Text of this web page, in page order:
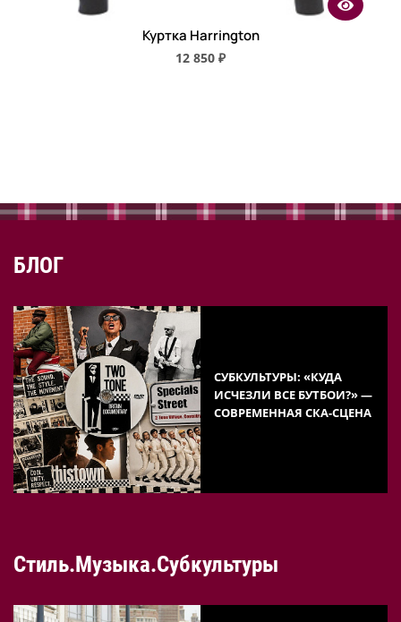
Куртка Harrington
12 850 ₽
БЛОГ
СУБКУЛЬТУРЫ: «КУДА
ИСЧЕЗЛИ ВСЕ БУТБОИ?» —
СОВРЕМЕННАЯ СКА-СЦЕНА
Стиль.Музыка.Субкультуры